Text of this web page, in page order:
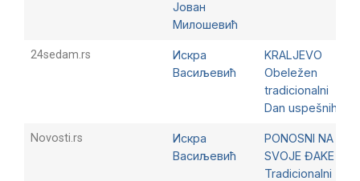
Јован
Милошевић
24sedam.rs
Искра
Васиљевић
KRALJEVO
Obeležen
tradicionalni
Dan uspešnih
Novosti.rs
Искра
Васиљевић
PONOSNI NA
SVOJE ĐAKE
Tradicionalni